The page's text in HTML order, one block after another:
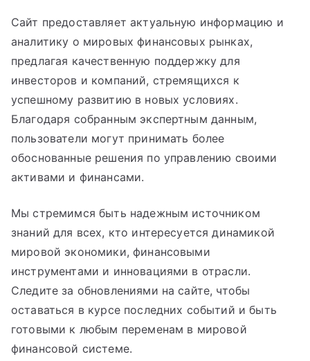
Сайт предоставляет актуальную информацию и
аналитику о мировых финансовых рынках,
предлагая качественную поддержку для
инвесторов и компаний, стремящихся к
успешному развитию в новых условиях.
Благодаря собранным экспертным данным,
пользователи могут принимать более
обоснованные решения по управлению своими
активами и финансами.
Мы стремимся быть надежным источником
знаний для всех, кто интересуется динамикой
мировой экономики, финансовыми
инструментами и инновациями в отрасли.
Следите за обновлениями на сайте, чтобы
оставаться в курсе последних событий и быть
готовыми к любым переменам в мировой
финансовой системе.